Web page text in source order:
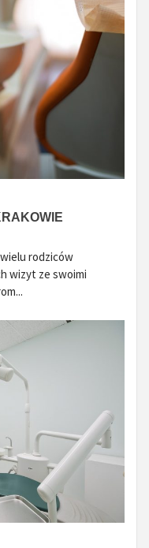
rodziców
wizyt ze swoimi